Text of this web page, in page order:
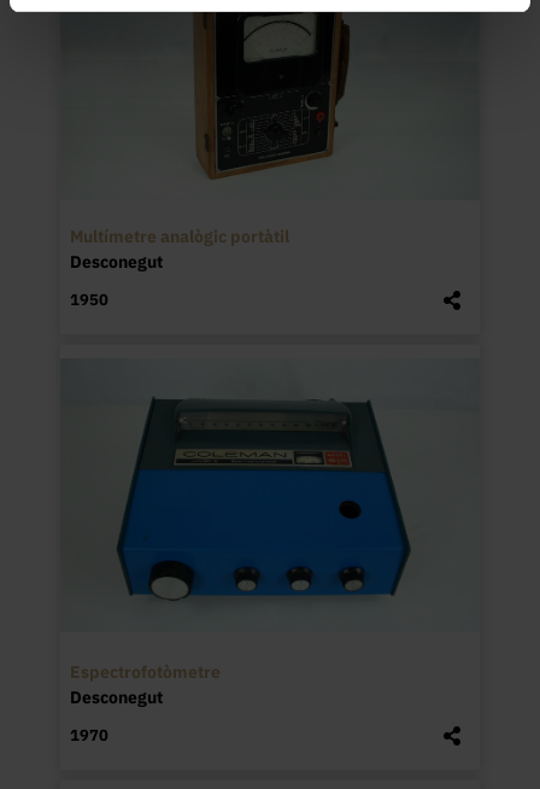
Multímetre analògic portàtil
Desconegut
1950
Espectrofotòmetre
Desconegut
1970